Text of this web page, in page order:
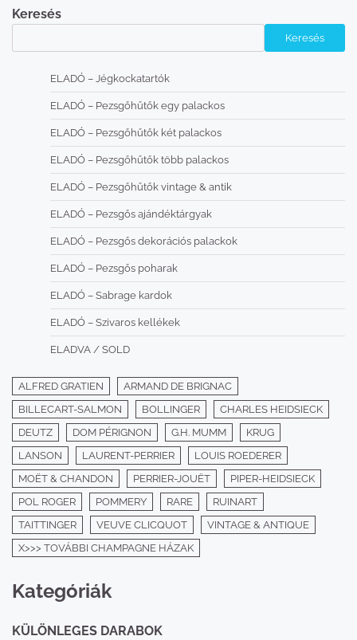
Keresés
Keresés
ELADÓ – Jégkockatartók
ELADÓ – Pezsgőhűtők egy palackos
ELADÓ – Pezsgőhűtők két palackos
ELADÓ – Pezsgőhűtők több palackos
ELADÓ – Pezsgőhűtők vintage & antik
ELADÓ – Pezsgős ajándéktárgyak
ELADÓ – Pezsgős dekorációs palackok
ELADÓ – Pezsgős poharak
ELADÓ – Sabrage kardok
ELADÓ – Szivaros kellékek
ELADVA / SOLD
ALFRED GRATIEN
ARMAND DE BRIGNAC
BILLECART-SALMON
BOLLINGER
CHARLES HEIDSIECK
DEUTZ
DOM PÉRIGNON G.H. MUMM
KRUG
LANSON
LAURENT-PERRIER
LOUIS ROEDERER
MOËT & CHANDON
PERRIER-JOUËT
PIPER-HEIDSIECK
POL ROGER
POMMERY RARE
RUINART
TAITTINGER
VEUVE CLICQUOT
VINTAGE & ANTIQUE
X>>> TOVÁBBI CHAMPAGNE HÁZAK
Kategóriák
KÜLÖNLEGES DARABOK